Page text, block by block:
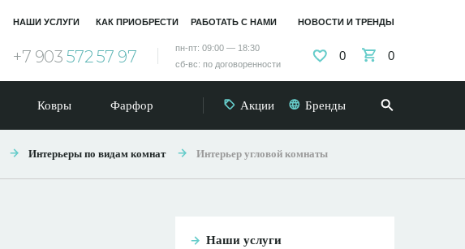
+7 903 572 57 97
пн-пт: 09:00 — 18:30
сб-вс: по договоренности
НАШИ УСЛУГИ КАК ПРИОБРЕСТИ РАБОТАТЬ С НАМИ НОВОСТИ И ТРЕНДЫ
0 0
Ковры Фарфор Акции Бренды
Интерьеры по видам комнат Интерьер угловой комнаты
Наши услуги